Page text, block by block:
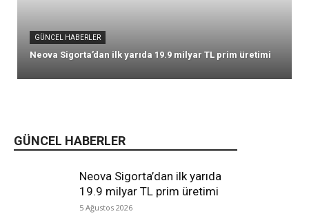
GÜNCEL HABERLER
Neova Sigorta’dan ilk yarıda
19.9 milyar TL prim üretimi
5 Ağustos 2026
GÜNCEL HABERLER
Neova Sigorta’dan ilk yarıda 19.9 milyar TL prim üretimi